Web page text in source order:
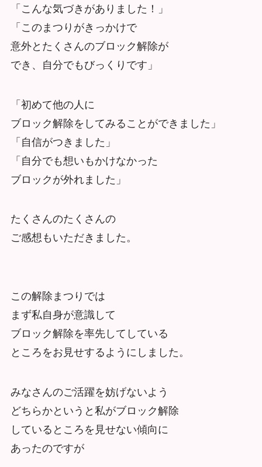
「こんな気づきがありました！」
「このまつりがきっかけで
意外とたくさんのブロック解除が
でき、自分でもびっくりです」
「初めて他の人に
ブロック解除をしてみることができました」
「自信がつきました」
「自分でも想いもかけなかった
ブロックが外れました」
たくさんのたくさんの
ご感想もいただきました。
この解除まつりでは
まず私自身が意識して
ブロック解除を率先してしている
ところをお見せするようにしました。
みなさんのご活躍を妨げないよう
どちらかというと私がブロック解除
しているところを見せない傾向に
あったのですが